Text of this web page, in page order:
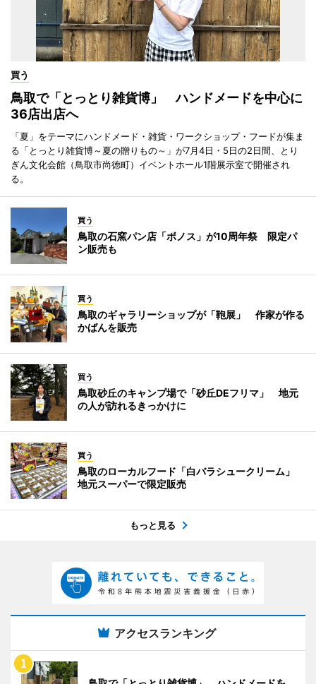
買う
鳥取で「とっとり雑貨博」 ハンドメードを中心に
36店出店へ
「夏」をテーマにハンドメード・雑貨・ワークショップ・フードが集ま
る「とっとり雑貨博～夏の贈りもの～」が7月4日・5日の2日間、とり
ぎん文化会館（鳥取市尚徳町）イベントホール1階展示室で開催され
る。
買う
鳥取の石窯パン店「ボノス」が10周年祭 限定パ
ン販売も
買う
鳥取のギャラリーショップが「鞄展」 作家が作る
かばんを販売
買う
鳥取砂丘のキャンプ場で「砂丘DEフリマ」 地元
の人が訪れるきっかけに
買う
鳥取のローカルフード「白バラシュークリーム」
地元スーパーで限定販売
もっと見る
アクセスランキング